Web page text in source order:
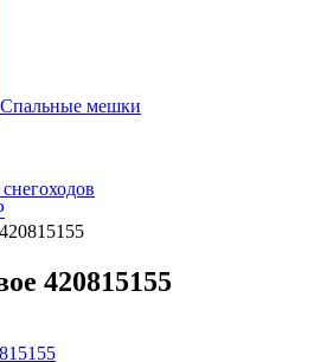
Спальные мешки
420815155